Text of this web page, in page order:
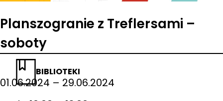
BIBLIOTEKI
Planszogranie z Treflersami –
soboty
01.06.2024 – 29.06.2024